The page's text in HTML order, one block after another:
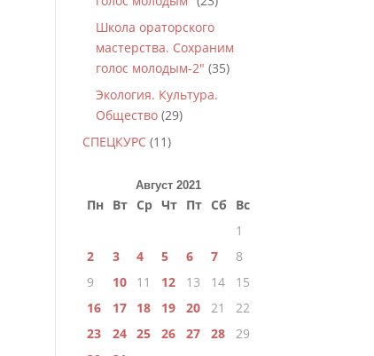
Школа ораторского
мастерства. Сохраним
голос молодым-2" (35)
Экология. Культура.
Общество (29)
СПЕЦКУРС (11)
Август 2021
Пн Вт Ср Чт Пт Сб
Вс
1
2
3 4 5 6 7
8
9
10 11 12 13 14
15
16
17 18 19 20 21
22
23
24 25 26 27 28
29